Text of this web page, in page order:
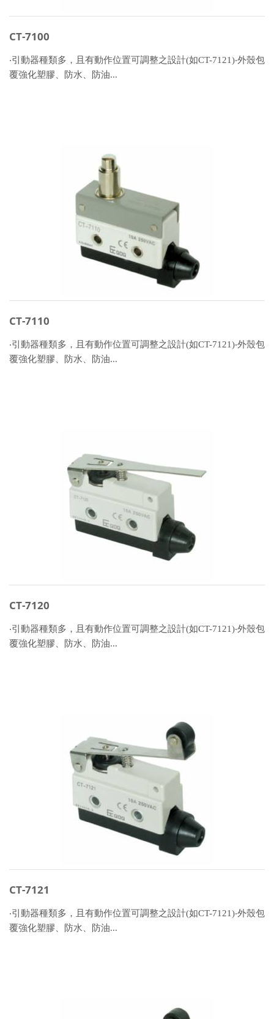
CT-7100
‧引動器種類多，且有動作位置可調整之設計(如CT-7121)‧外殼包
覆強化塑膠、防水、防油...
CT-7110
‧引動器種類多，且有動作位置可調整之設計(如CT-7121)‧外殼包
覆強化塑膠、防水、防油...
CT-7120
‧引動器種類多，且有動作位置可調整之設計(如CT-7121)‧外殼包
覆強化塑膠、防水、防油...
CT-7121
‧引動器種類多，且有動作位置可調整之設計(如CT-7121)‧外殼包
覆強化塑膠、防水、防油...